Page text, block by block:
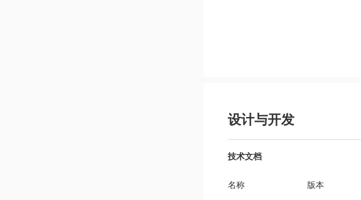
设计与开发
技术文档
名称 版本